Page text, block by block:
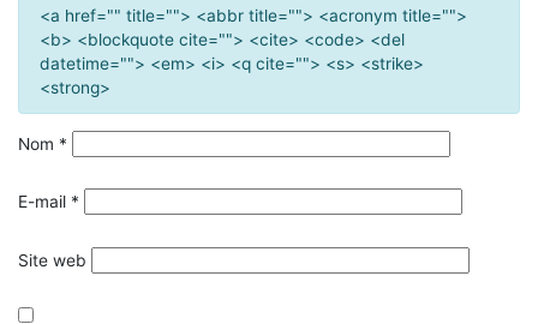
<a href="" title=""> <abbr title=""> <acronym title="">
<b> <blockquote cite=""> <cite> <code> <del
datetime=""> <em> <i> <q cite=""> <s> <strike>
<strong>
Nom *
E-mail *
Site web